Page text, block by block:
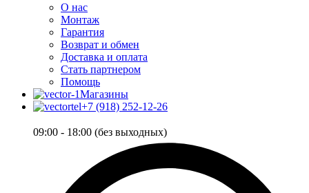
О нас
Монтаж
Гарантия
Возврат и обмен
Доставка и оплата
Стать партнером
Помощь
Магазины
+7 (918) 252-12-26
09:00 - 18:00 (без выходных)